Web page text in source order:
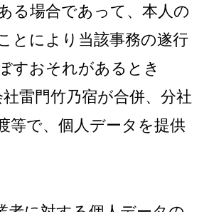
る場合であって、本人の
とにより当該事務の遂行
すおそれがあるとき
社雷門竹乃宿が合併、分社
等で、個人データを提供